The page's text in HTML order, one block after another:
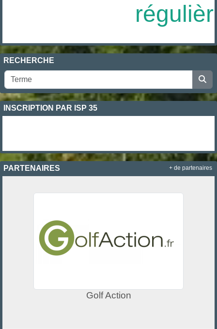
RECHERCHE
INSCRIPTION PAR ISP 35
PARTENAIRES
Golf Action
+ de partenaires